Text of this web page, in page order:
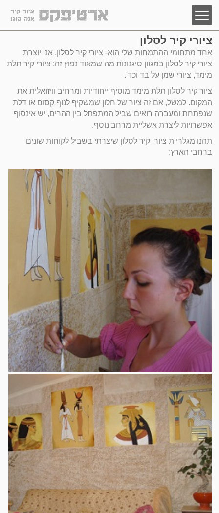
ציורי קיר לעסקים
ציורי גרפיטי על קירות
ציורי שמן ואקריליק על בד קנבס
ציורי קיר לגני ילדים וביתי ספר
עבודות חדשות
מחשבון עלות ציורי קיר וגרפיטי
יצירת קשר
ציורי קיר לסלון
אחד מתחומי ההתמחות שלי הוא- ציורי קיר לסלון. אני יוצרת
ציורי קיר לסלון במגוון סיגנונות מה שמאוד נפוץ זה: ציורי קיר תלת
מימד, ציורי שמן על בד וכד'.
ציור קיר לסלון תלת מימד מוסיף ייחודיות ומרחיב וויזואלית את
המקום. למשל, אם זה ציור של חלון שמשקיף לנוף קסום או דלת
שנפתחת ומעברה רואים שביל המתפתל בין ההרים, יש אינסוף
אפשרויות ליצרת אשליית מרחב נוסף.
תהנו מגלריית ציורי קיר לסלון שיצרתי בשביל לקוחות שונים
ברחבי הארץ: